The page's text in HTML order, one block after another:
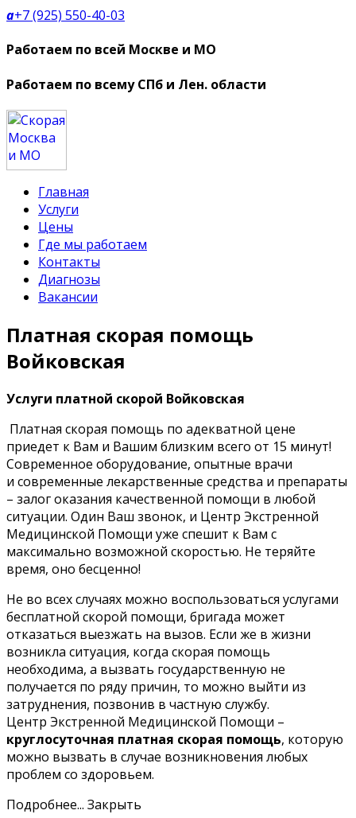
a+7 (925) 550-40-03
Работаем по всей Москве и МО
Работаем по всему СПб и Лен. области
Главная
Услуги
Цены
Где мы работаем
Контакты
Диагнозы
Вакансии
Платная скорая помощь
Войковская
Услуги платной скорой Войковская
Платная скорая помощь по адекватной цене
приедет к Вам и Вашим близким всего от 15 минут!
Современное оборудование, опытные врачи
и современные лекарственные средства и препараты
– залог оказания качественной помощи в любой
ситуации. Один Ваш звонок, и Центр Экстренной
Медицинской Помощи уже спешит к Вам с
максимально возможной скоростью. Не теряйте
время, оно бесценно!
Не во всех случаях можно воспользоваться услугами
бесплатной скорой помощи, бригада может
отказаться выезжать на вызов. Если же в жизни
возникла ситуация, когда скорая помощь
необходима, а вызвать государственную не
получается по ряду причин, то можно выйти из
затруднения, позвонив в частную службу.
Центр Экстренной Медицинской Помощи –
круглосуточная платная скорая помощь, которую
можно вызвать в случае возникновения любых
проблем со здоровьем.
Подробнее... Закрыть